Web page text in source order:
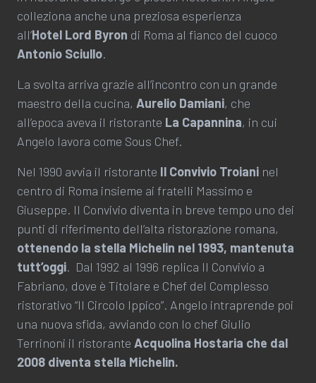
colleziona anche una preziosa esperienza
all’Hotel Lord Byron di Roma al fianco del cuoco
Antonio Sciullo.
La svolta arriva grazie all’incontro con un grande
maestro della cucina, Aurelio Damiani, che
all’epoca aveva il ristorante La Capannina, in cui
Angelo lavora come Sous Chef.
Nel 1990 avvia il ristorante Il Convivio Troiani nel
centro di Roma insieme ai fratelli Massimo e
Giuseppe. Il Convivio diventa in breve tempo uno dei
punti di riferimento dell’alta ristorazione romana,
ottenendo la stella Michelin nel 1993, mantenuta
tutt’oggi. Dal 1992 al 1996 replica Il Convivio a
Fabriano, dove è Titolare e Chef del Complesso
ristorativo “Il Circolo Ippico”. Angelo intraprende poi
una nuova sfida, avviando con lo chef Giulio
Terrinoni il ristorante Acquolina Hostaria che dal
2008 diventa stella Michelin.